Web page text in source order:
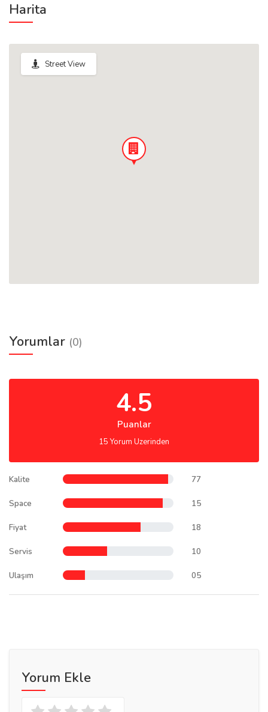
Harita
Street View
Yorumlar (0)
4.5
Puanlar
15 Yorum Uzerinden
Kalite 77
Space 15
Fiyat 18
Servis 10
Ulaşım 05
Yorum Ekle